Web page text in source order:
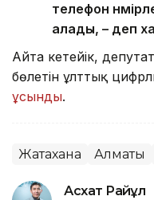
телефон
алады, – деп
Айта кетейік,
бөлетін ұлттық
ұсынды.
Жатақхана Алматы
Асхат Райқұл